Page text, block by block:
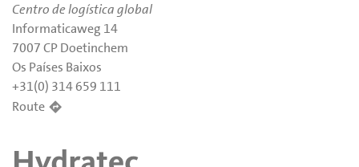
Centro de logística global
Informaticaweg 14
7007 CP Doetinchem
Os Países Baixos
+31(0) 314 659 111
Route